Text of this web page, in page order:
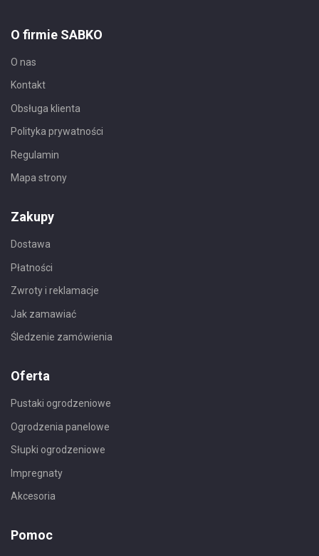
O firmie SABKO
O nas
Kontakt
Obsługa klienta
Polityka prywatności
Regulamin
Mapa strony
Zakupy
Dostawa
Płatności
Zwroty i reklamacje
Jak zamawiać
Śledzenie zamówienia
Oferta
Pustaki ogrodzeniowe
Ogrodzenia panelowe
Słupki ogrodzeniowe
Impregnaty
Akcesoria
Pomoc